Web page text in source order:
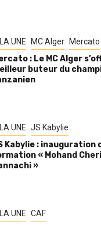
UNE MC Alger Mercato
: Le MC Alger
buteur du
UNE JS Kabylie
Kabylie : inauguration
« Mohand
»
UNE CAF